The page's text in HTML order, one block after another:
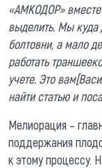
«АМКОДОР» вместе
выделить. Мы
болтовни, а мало
работать
учете. Это
найти статью и
Мелиорация –
поддержания
к этому процессу.